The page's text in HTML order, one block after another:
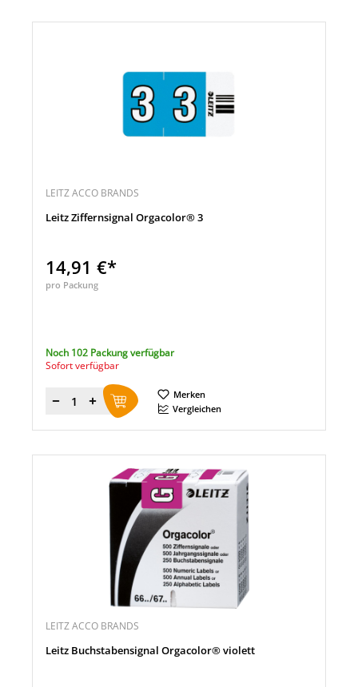
LEITZ ACCO BRANDS
Leitz Ziffernsignal Orgacolor® 3
14,91 €*
pro Packung
Noch 102 Packung verfügbar
Sofort verfügbar
Menge
Merken
Vergleichen
LEITZ ACCO BRANDS
Leitz Buchstabensignal Orgacolor® violett